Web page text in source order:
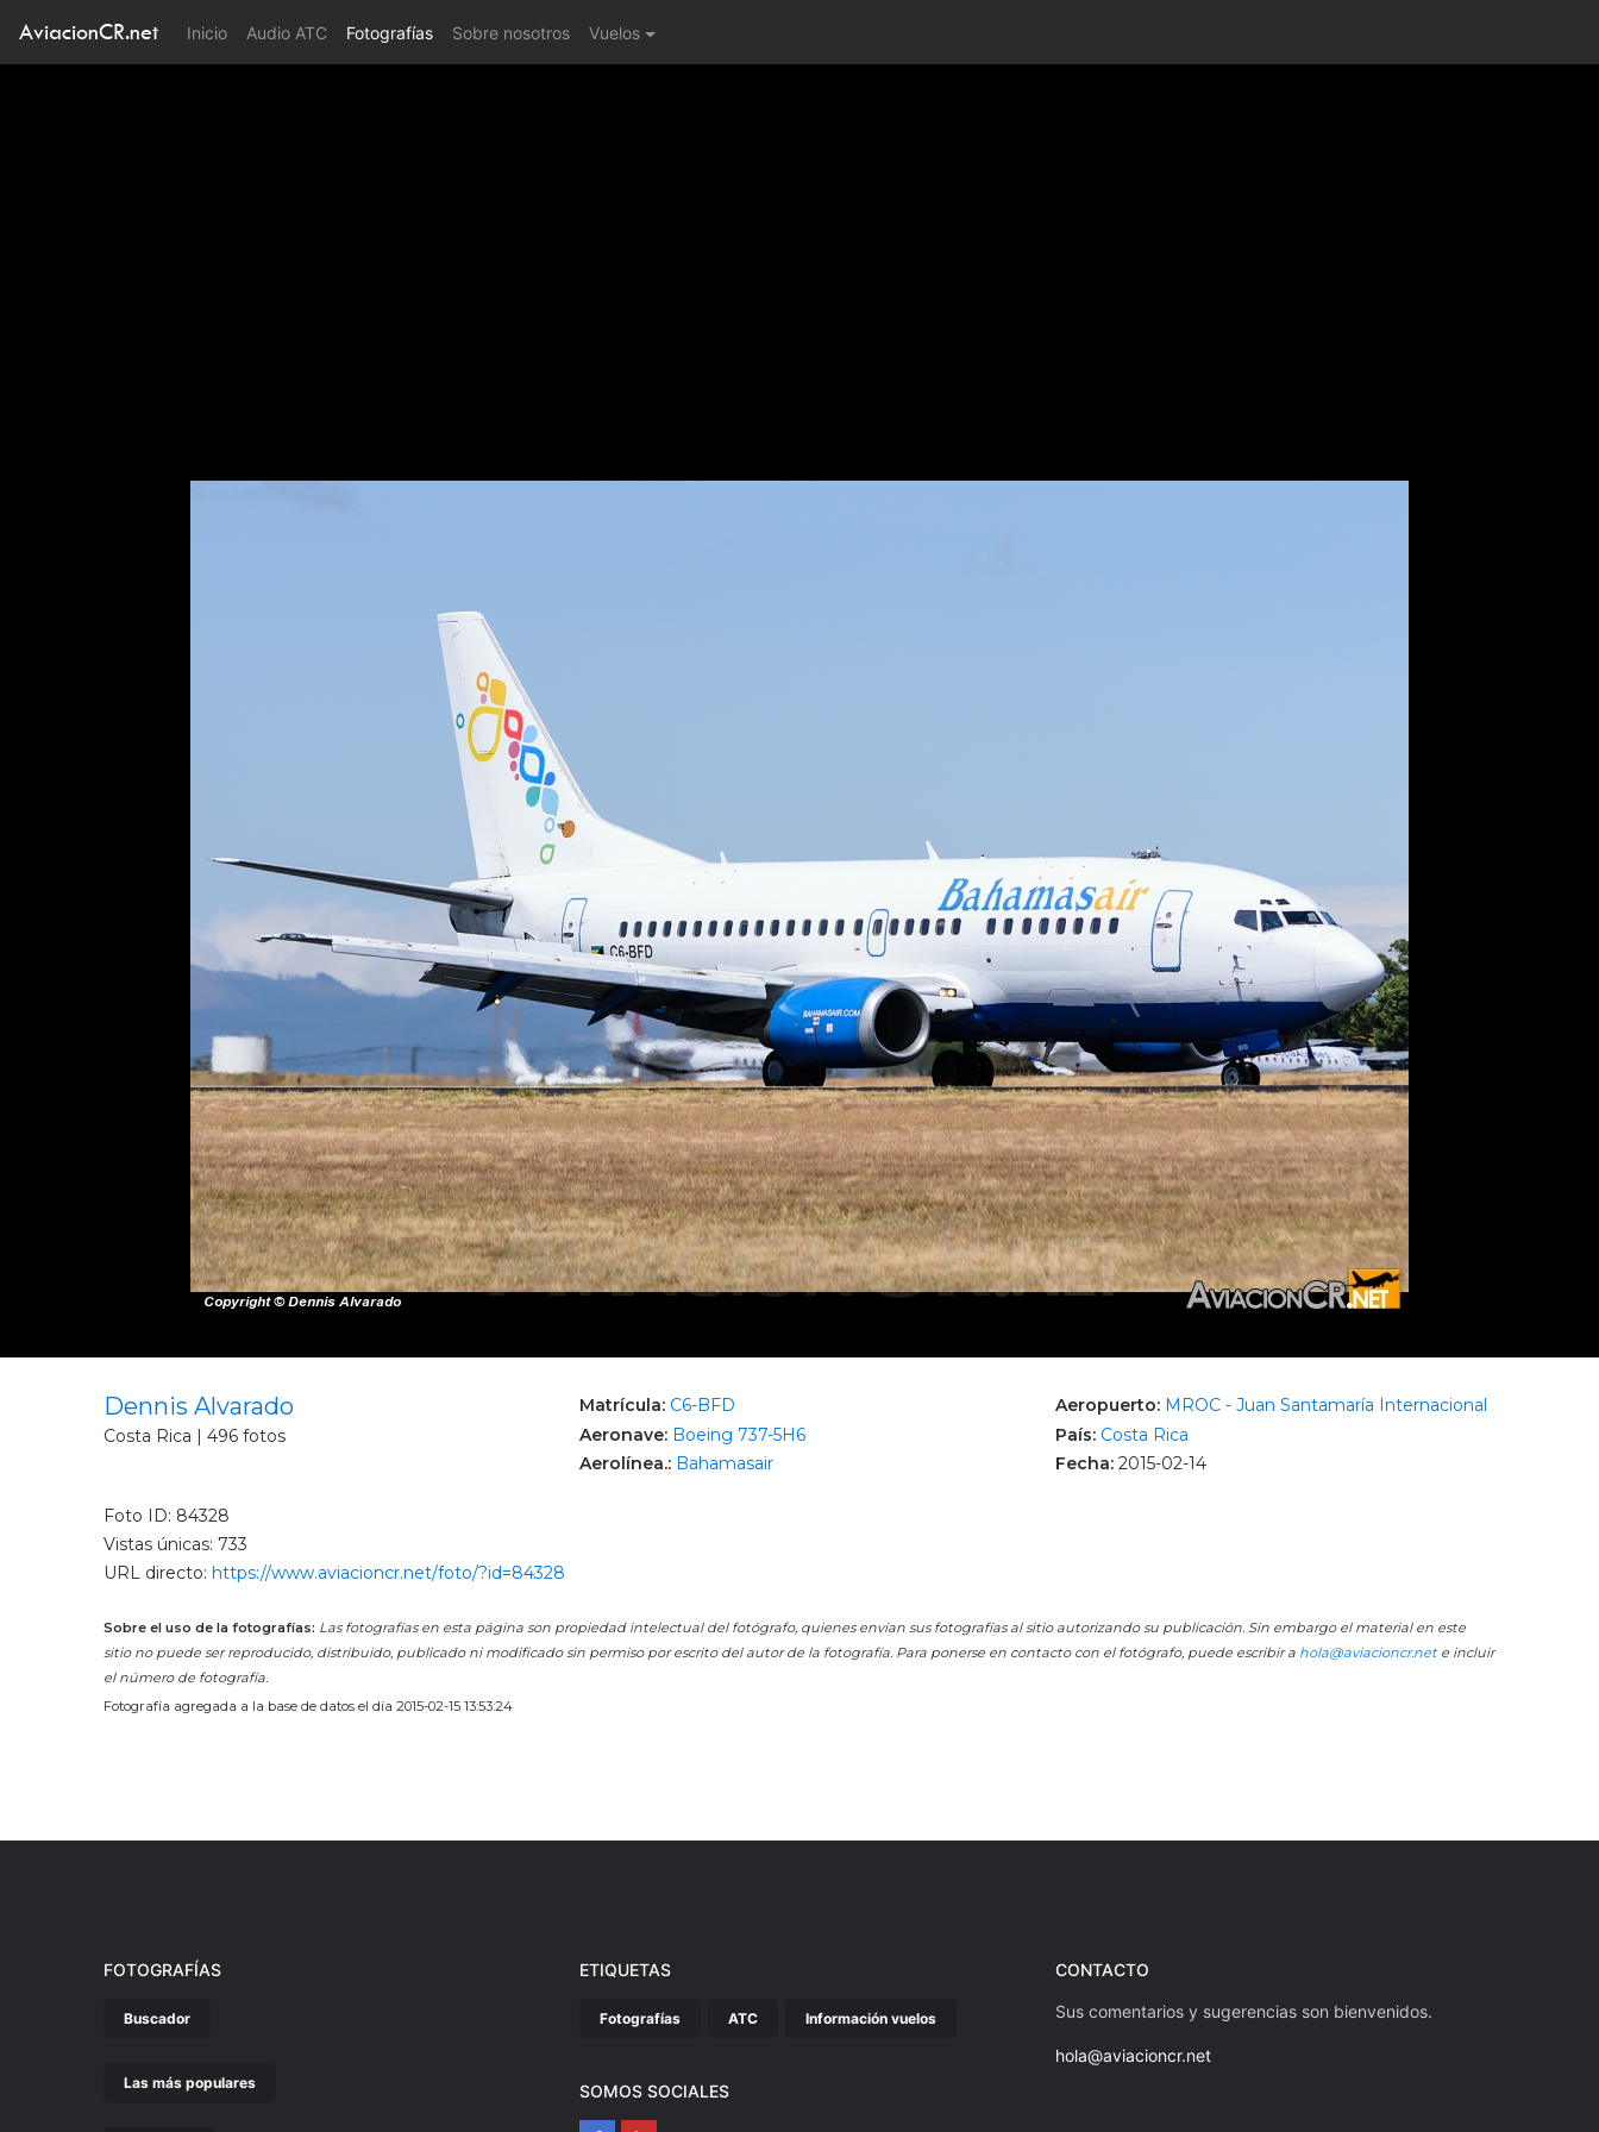
AviacionCR.net Inicio(current)
Audio ATC Fotografías Sobre nosotros Vuelos
Dennis Alvarado
Costa Rica | 496 fotos
Matrícula: C6-BFD
Aeronave: Boeing 737-5H6
Aerolínea.: Bahamasair
Aeropuerto: MROC - Juan Santamaría Internacional
País: Costa Rica
Fecha: 2015-02-14
Foto ID: 84328
Vistas únicas: 733
URL directo: https://www.aviacioncr.net/foto/?id=84328
Sobre el uso de la fotografías: Las fotografías en esta página son propiedad intelectual del fotógrafo, quienes envían sus fotografías al sitio autorizando su publicación. Sin embargo el material en este
sitio no puede ser reproducido, distribuido, publicado ni modificado sin permiso por escrito del autor de la fotografía. Para ponerse en contacto con el fotógrafo, puede escribir a hola@aviacioncr.nete incluir
el número de fotografía.
Fotografía agregada a la base de datos el día 2015-02-15 13:53:24
FOTOGRAFÍAS
Buscador
Las más populares
ETIQUETAS
Fotografías ATC Información vuelos
SOMOS SOCIALES
CONTACTO
Sus comentarios y sugerencias son bienvenidos.
hola@aviacioncr.net